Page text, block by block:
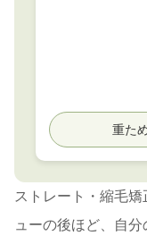
重た
ストレート・縮毛
ューの後ほど、自